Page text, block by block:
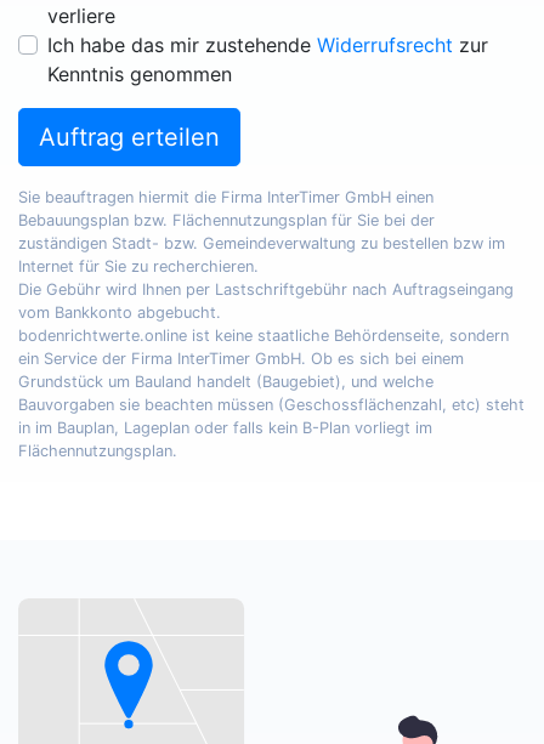
verliere
Ich habe das mir zustehende Widerrufsrecht zur
Kenntnis genommen
Auftrag erteilen
Sie beauftragen hiermit die Firma InterTimer GmbH einen
Bebauungsplan bzw. Flächennutzungsplan für Sie bei der
zuständigen Stadt- bzw. Gemeindeverwaltung zu bestellen bzw im
Internet für Sie zu recherchieren.
Die Gebühr wird Ihnen per Lastschriftgebühr nach Auftragseingang
vom Bankkonto abgebucht.
bodenrichtwerte.online ist keine staatliche Behördenseite, sondern
ein Service der Firma InterTimer GmbH. Ob es sich bei einem
Grundstück um Bauland handelt (Baugebiet), und welche
Bauvorgaben sie beachten müssen (Geschossflächenzahl, etc) steht
in im Bauplan, Lageplan oder falls kein B-Plan vorliegt im
Flächennutzungsplan.